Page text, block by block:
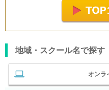
地域・スクール名で探す
オンラ